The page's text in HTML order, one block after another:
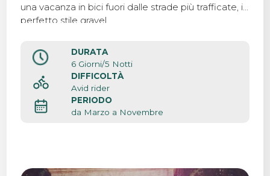
una vacanza in bici fuori dalle strade più trafficate, in
perfetto stile gravel.
DURATA
6 Giorni/5 Notti
DIFFICOLTÀ
Avid rider
PERIODO
da Marzo a Novembre